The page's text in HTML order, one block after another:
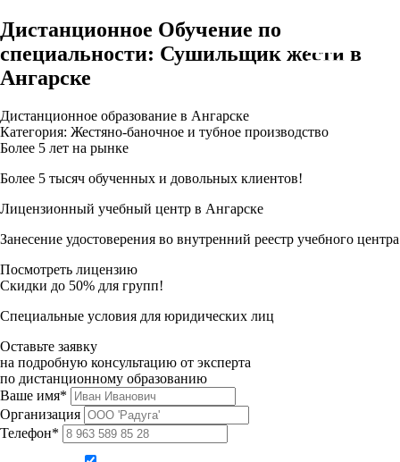
Дистанционное Обучение по
специальности: Сушильщик жести в
Ангарске
Дистанционное образование в Ангарске
Категория: Жестяно-баночное и тубное производство
Более 5 лет на рынке
Более 5 тысяч обученных и довольных клиентов!
Лицензионный учебный центр в Ангарске
Занесение удостоверения во внутренний реестр учебного центра
Посмотреть лицензию
Скидки до 50% для групп!
Специальные условия для юридических лиц
Оставьте заявку
на подробную консультацию от эксперта
по дистанционному образованию
Ваше имя*
Организация
Телефон*